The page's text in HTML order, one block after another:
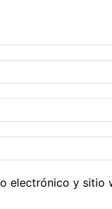
electrónico y sitio